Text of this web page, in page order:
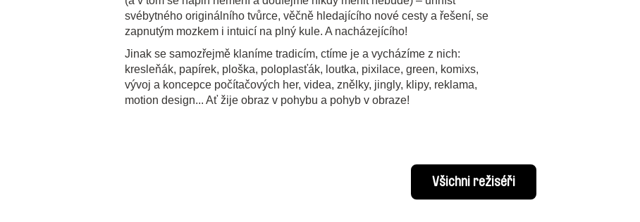
svébytného originálního tvůrce, věčně hledajícího nové cesty a řešení, se
zapnutým mozkem i intuicí na plný kule. A nacházejícího!
Jinak se samozřejmě klaníme tradicím, ctíme je a vycházíme z nich:
kresleňák, papírek, ploška, poloplasťák, loutka, pixilace, green, komixs,
vývoj a koncepce počítačových her, videa, znělky, jingly, klipy, reklama,
motion design... Ať žije obraz v pohybu a pohyb v obraze!
Všichni režiséři